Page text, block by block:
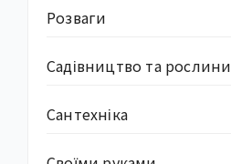
Розваги
Садівництво та рослини
Сантехніка